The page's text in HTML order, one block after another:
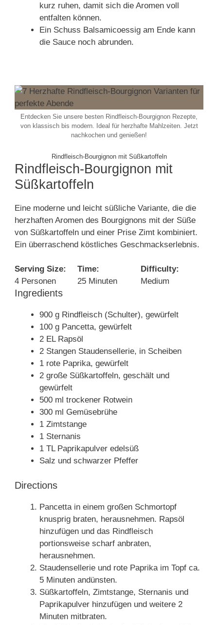
kurz ruhen, damit sich die Aromen voll
entfalten können.
Ein Schuss Balsamicoessig am Ende kann
die Sauce noch abrunden.
Entdecken Sie unsere besten Rindfleisch-Bourgignon Rezepte,
von klassisch bis modern. Ideal für herzhafte Mahlzeiten. Jetzt
nachkochen und genießen!
Rindfleisch-Bourgignon mit Süßkartoffeln
Rindfleisch-Bourgignon mit
Süßkartoffeln
Eine moderne und leicht süßliche Variante, die die
herzhaften Aromen des Bourgignons mit der Süße
von Süßkartoffeln und einer Prise Zimt kombiniert.
Ein überraschend köstliches Geschmackserlebnis.
Serving Size:
4 Personen
Time:
25 Minuten
Difficulty:
Medium
Ingredients
900 g Rindfleisch (Schulter), gewürfelt
100 g Pancetta, gewürfelt
2 EL Rapsöl
2 Stangen Staudensellerie, in Scheiben
1 rote Paprika, gewürfelt
2 große Süßkartoffeln, geschält und
gewürfelt
500 ml trockener Rotwein
300 ml Gemüsebrühe
1 Zimtstange
1 Sternanis
1 TL Paprikapulver edelsüß
Salz und schwarzer Pfeffer
Directions
Pancetta in einem großen Schmortopf
knusprig braten, herausnehmen. Rapsöl
hinzufügen und das Rindfleisch
portionsweise scharf anbraten,
herausnehmen.
Staudensellerie und rote Paprika im Topf ca.
5 Minuten andünsten.
Süßkartoffeln, Zimtstange, Sternanis und
Paprikapulver hinzufügen und weitere 2
Minuten mitbraten.